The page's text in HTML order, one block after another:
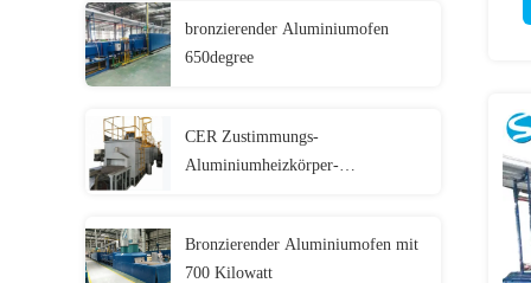
bronzierender Aluminiumofen
650degree
CER Zustimmungs-
Aluminiumheizkörper-
Bronzierender Aluminiumofen mit
700 Kilowatt